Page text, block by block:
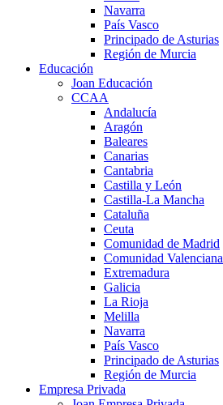
Navarra
País Vasco
Principado de Asturias
Región de Murcia
Educación
Joan Educación
CCAA
Andalucía
Aragón
Baleares
Canarias
Cantabria
Castilla y León
Castilla-La Mancha
Cataluña
Ceuta
Comunidad de Madrid
Comunidad Valenciana
Extremadura
Galicia
La Rioja
Melilla
Navarra
País Vasco
Principado de Asturias
Región de Murcia
Empresa Privada